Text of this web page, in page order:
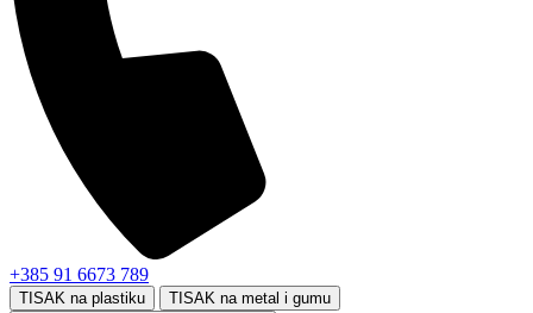
+385 91 6673 789
TISAK na plastiku
TISAK na metal i gumu